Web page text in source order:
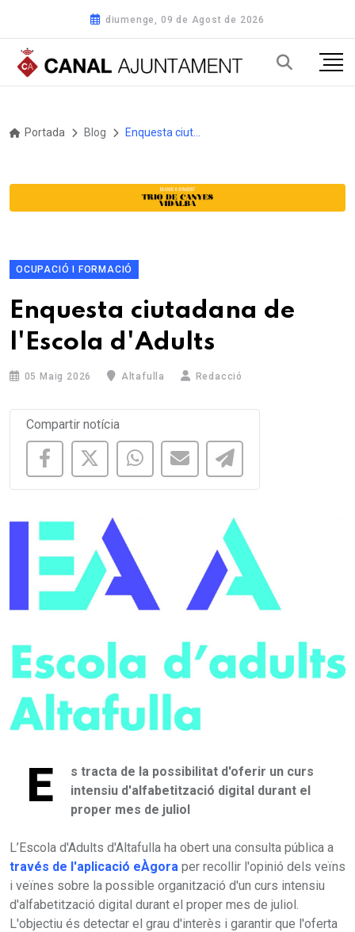
diumenge, 09 de Agost de 2026
Portada Blog
OCUPACIÓ I FORMACIÓ
Enquesta ciutadana de
l'Escola d'Adults
05 Maig 2026 Altafulla Redacció
Compartir notícia
E
s tracta de la possibilitat d'oferir un curs
intensiu d'alfabetització digital durant el
proper mes de juliol
L’Escola d'Adults d'Altafulla ha obert una consulta pública a
través de l'aplicació eÀgora per recollir l'opinió dels veïns
i veïnes sobre la possible organització d'un curs intensiu
d'alfabetització digital durant el proper mes de juliol.
L'objectiu és detectar el grau d'interès i garantir que l'oferta